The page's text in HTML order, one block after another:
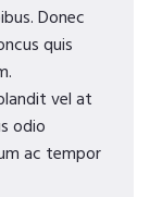
Donec
quis
vel at
odio
ac tempor